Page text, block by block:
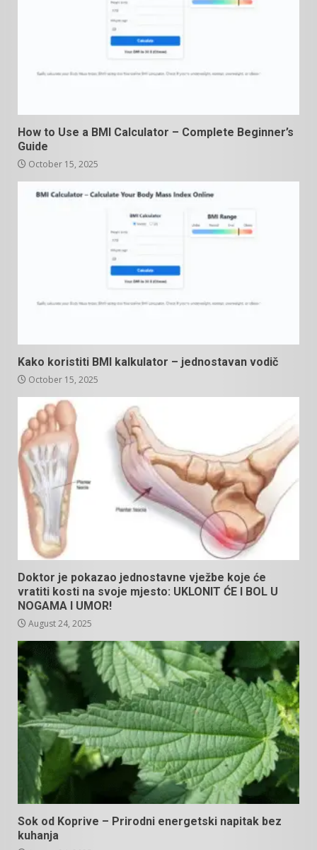
How to Use a BMI Calculator – Complete Beginner’s
Guide
October 15, 2025
Kako koristiti BMI kalkulator – jednostavan vodič
October 15, 2025
Doktor je pokazao jednostavne vježbe koje će
vratiti kosti na svoje mjesto: UKLONIT ĆE I BOL U
NOGAMA I UMOR!
August 24, 2025
Sok od Koprive – Prirodni energetski napitak bez
kuhanja